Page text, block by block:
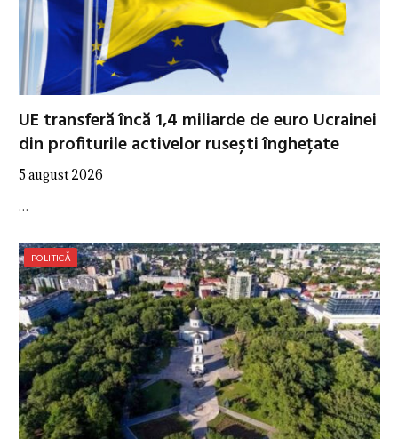
UE transferă încă 1,4 miliarde de euro Ucrainei
din profiturile activelor rusești înghețate
5 august 2026
…
POLITICĂ